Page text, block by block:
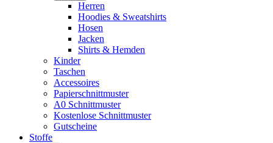
Herren
Hoodies & Sweatshirts
Hosen
Jacken
Shirts & Hemden
Kinder
Taschen
Accessoires
Papierschnittmuster
A0 Schnittmuster
Kostenlose Schnittmuster
Gutscheine
Stoffe